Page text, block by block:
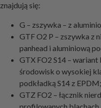
znajdują się:
G – zszywka – z
GTF O2 P – zszywka z
panhead i aluminiową
GTX FO2 S14 –
środowisk o wysokiej
podkładką S14 z EPDM;
GTZ FO2 – łącznik